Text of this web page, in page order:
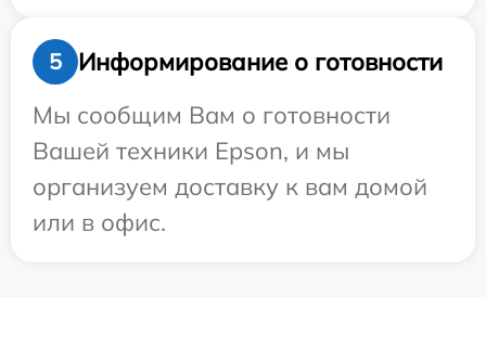
5
Информирование о готовности
Мы сообщим Вам о готовности
Вашей техники Epson, и мы
организуем доставку к вам домой
или в офис.